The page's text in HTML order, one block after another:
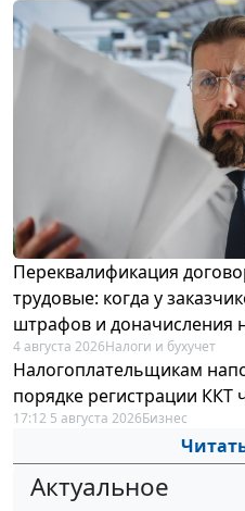
Переквалификация
трудовые: когда у
штрафов и доначисления
4 августа 2026Налоги и бухучет
Налогоплательщикам
порядке регистрации ККТ
17:12 5 августа 2026Бизнес
Актуальное